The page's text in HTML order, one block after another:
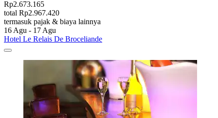
Rp2.673.165
total Rp2.967.420
termasuk pajak & biaya lainnya
16 Agu - 17 Agu
Hotel Le Relais De Broceliande